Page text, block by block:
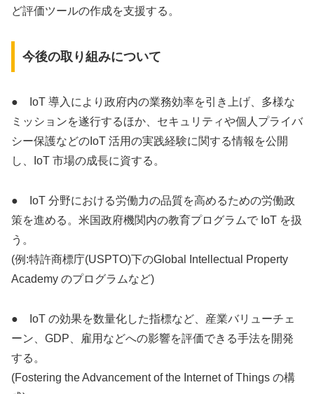
ど評価ツールの作成を支援する。
今後の取り組みについて
● IoT 導入により政府内の業務効率を引き上げ、多様な
ミッションを遂行するほか、セキュリティや個人プライバ
シー保護などのIoT 活用の実践経験に関する情報を公開
し、IoT 市場の成長に資する。
● IoT 分野における労働力の品質を高めるための労働政
策を進める。米国政府機関内の教育プログラムで IoT を扱
う。
(例:特許商標庁(USPTO)下のGlobal Intellectual Property
Academy のプログラムなど)
● IoT の効果を数量化した指標など、産業バリューチェ
ーン、GDP、雇用などへの影響を評価できる手法を開発
する。
(Fostering the Advancement of the Internet of Things の構